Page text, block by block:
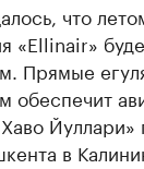
что
«Ellinair»
Прямые
обеспечит
в